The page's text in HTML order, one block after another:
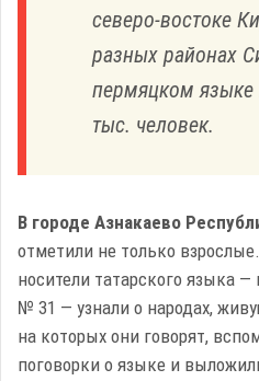
северо-востоке
разных районах
пермяцком языке
тыс. человек.
В городе Азнакаево
отметили не только
носители татарского языка
№ 31 — узнали о народах,
на которых они говорят,
поговорки о языке и